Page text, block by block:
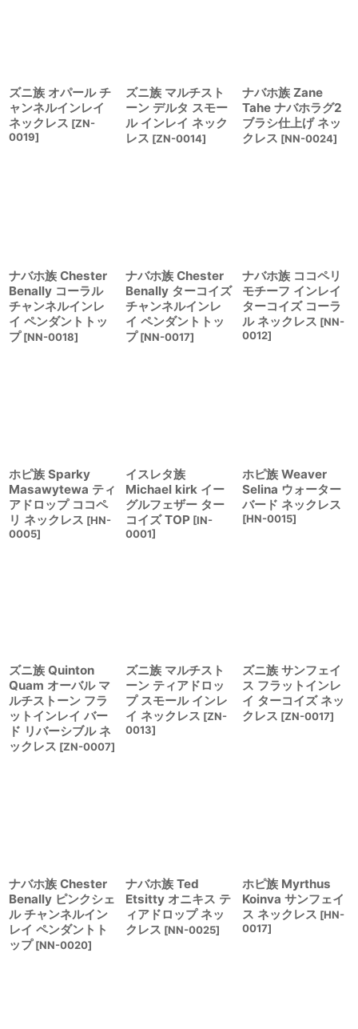
ズニ族 オパール チ
ャンネルインレイ
ネックレス [ZN-
0019]
ズニ族 マルチスト
ーン デルタ スモー
ル インレイ ネック
レス [ZN-0014]
ナバホ族 Zane
Tahe ナバホラグ2
ブラシ仕上げ ネッ
クレス [NN-0024]
ナバホ族 Chester
Benally コーラル
チャンネルインレ
イ ペンダントトッ
プ [NN-0018]
ナバホ族 Chester
Benally ターコイズ
チャンネルインレ
イ ペンダントトッ
プ [NN-0017]
ナバホ族 ココペリ
モチーフ インレイ
ターコイズ コーラ
ル ネックレス [NN-
0012]
ホピ族 Sparky
Masawytewa ティ
アドロップ ココペ
リ ネックレス [HN-
0005]
イスレタ族
Michael kirk イー
グルフェザー ター
コイズ TOP [IN-
0001]
ホピ族 Weaver
Selina ウォーター
バード ネックレス
[HN-0015]
ズニ族 Quinton
Quam オーバル マ
ルチストーン フラ
ットインレイ バー
ド リバーシブル ネ
ックレス [ZN-0007]
ズニ族 マルチスト
ーン ティアドロッ
プ スモール インレ
イ ネックレス [ZN-
0013]
ズニ族 サンフェイ
ス フラットインレ
イ ターコイズ ネッ
クレス [ZN-0017]
ナバホ族 Chester
Benally ピンクシェ
ル チャンネルイン
レイ ペンダントト
ップ [NN-0020]
ナバホ族 Ted
Etsitty オニキス テ
ィアドロップ ネッ
クレス [NN-0025]
ホピ族 Myrthus
Koinva サンフェイ
ス ネックレス [HN-
0017]